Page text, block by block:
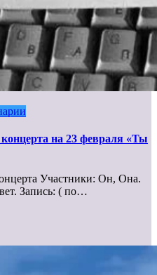
на 23 февраля «Ты
Участники: Он, Она.
Запись: ( по…